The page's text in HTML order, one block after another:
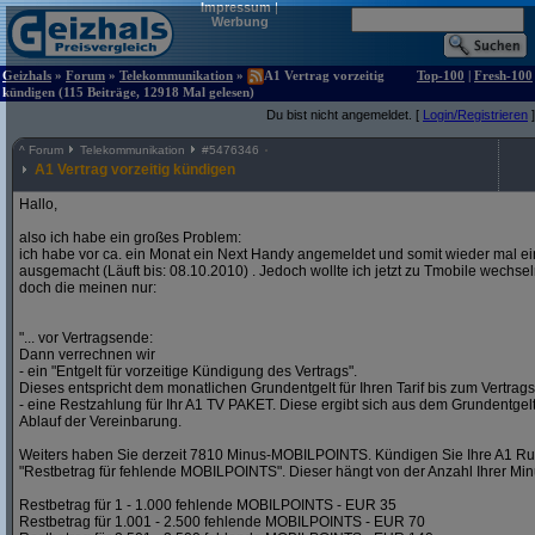
Impressum|
Werbung
Geizhals » Forum » Telekommunikation »
A1 Vertrag vorzeitig
kündigen (115 Beiträge, 12918 Mal gelesen)
Top-100 | Fresh-100
Du bist nicht angemeldet. [ Login/Registrieren ]
^ Forum Telekommunikation #5476346
A1 Vertrag vorzeitig kündigen
Hallo,
also ich habe ein großes Problem:
ich habe vor ca. ein Monat ein Next Handy angemeldet und somit wieder mal
ausgemacht (Läuft bis: 08.10.2010) . Jedoch wollte ich jetzt zu Tmobile
doch die meinen nur:
"... vor Vertragsende:
Dann verrechnen wir
- ein "Entgelt für vorzeitige Kündigung des Vertrags".
Dieses entspricht dem monatlichen Grundentgelt für Ihren Tarif bis zum
- eine Restzahlung für Ihr A1 TV PAKET. Diese ergibt sich aus dem
Ablauf der Vereinbarung.
Weiters haben Sie derzeit 7810 Minus-MOBILPOINTS. Kündigen Sie Ihre A1
"Restbetrag für fehlende MOBILPOINTS". Dieser hängt von der Anzahl Ihrer
Restbetrag für 1 - 1.000 fehlende MOBILPOINTS - EUR 35
Restbetrag für 1.001 - 2.500 fehlende MOBILPOINTS - EUR 70